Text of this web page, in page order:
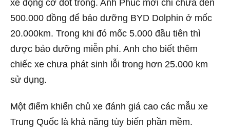
xe động cơ đốt trong. Anh Phúc mới chi chưa đến
500.000 đồng để bảo dưỡng BYD Dolphin ở mốc
20.000km. Trong khi đó mốc 5.000 đầu tiên thì
được bảo dưỡng miễn phí. Anh cho biết thêm
chiếc xe chưa phát sinh lỗi trong hơn 25.000 km
sử dụng.
Một điểm khiến chủ xe đánh giá cao các mẫu xe
Trung Quốc là khả năng tùy biến phần mềm.